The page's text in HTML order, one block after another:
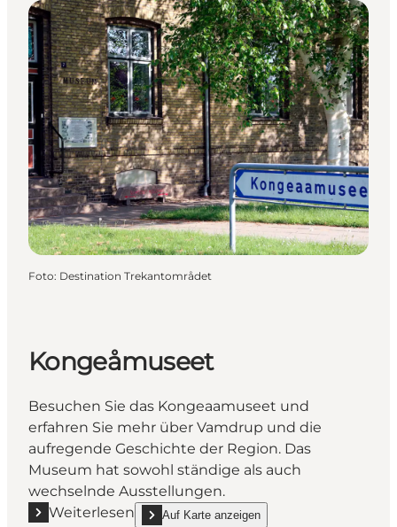
Foto: Destination Trekantområdet
Kongeåmuseet
Besuchen Sie das Kongeaamuseet und
erfahren Sie mehr über Vamdrup und die
aufregende Geschichte der Region. Das
Museum hat sowohl ständige als auch
wechselnde Ausstellungen.
Weiterlesen
Mehr erfahren "Kongeåmuseet"
Auf Karte anzeigen
show Kongeåmuseet on_map